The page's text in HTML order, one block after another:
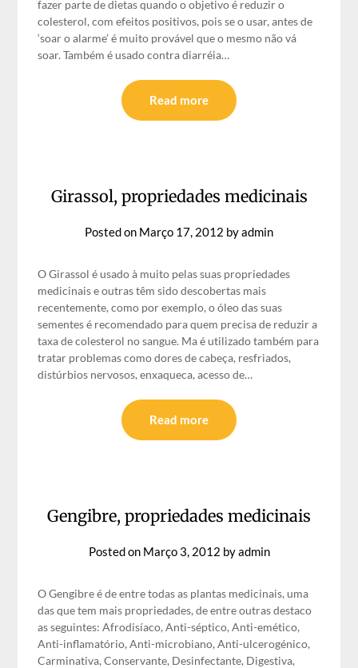
fazer parte de dietas quando o objetivo é reduzir o
colesterol, com efeitos positivos, pois se o usar, antes de
‘soar o alarme’ é muito provável que o mesmo não vá
soar. Também é usado contra diarréia…
Read more
Girassol, propriedades medicinais
Posted on Março 17, 2012 byadmin
O Girassol é usado à muito pelas suas propriedades
medicinais e outras têm sido descobertas mais
recentemente, como por exemplo, o óleo das suas
sementes é recomendado para quem precisa de reduzir a
taxa de colesterol no sangue. Ma é utilizado também para
tratar problemas como dores de cabeça, resfriados,
distúrbios nervosos, enxaqueca, acesso de…
Read more
Gengibre, propriedades medicinais
Posted on Março 3, 2012 byadmin
O Gengibre é de entre todas as plantas medicinais, uma
das que tem mais propriedades, de entre outras destaco
as seguintes: Afrodisíaco, Anti-séptico, Anti-emético,
Anti-inflamatório, Anti-microbiano, Anti-ulcerogénico,
Carminativa, Conservante, Desinfectante, Digestiva,